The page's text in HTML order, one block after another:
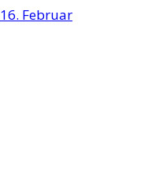
16. Februar